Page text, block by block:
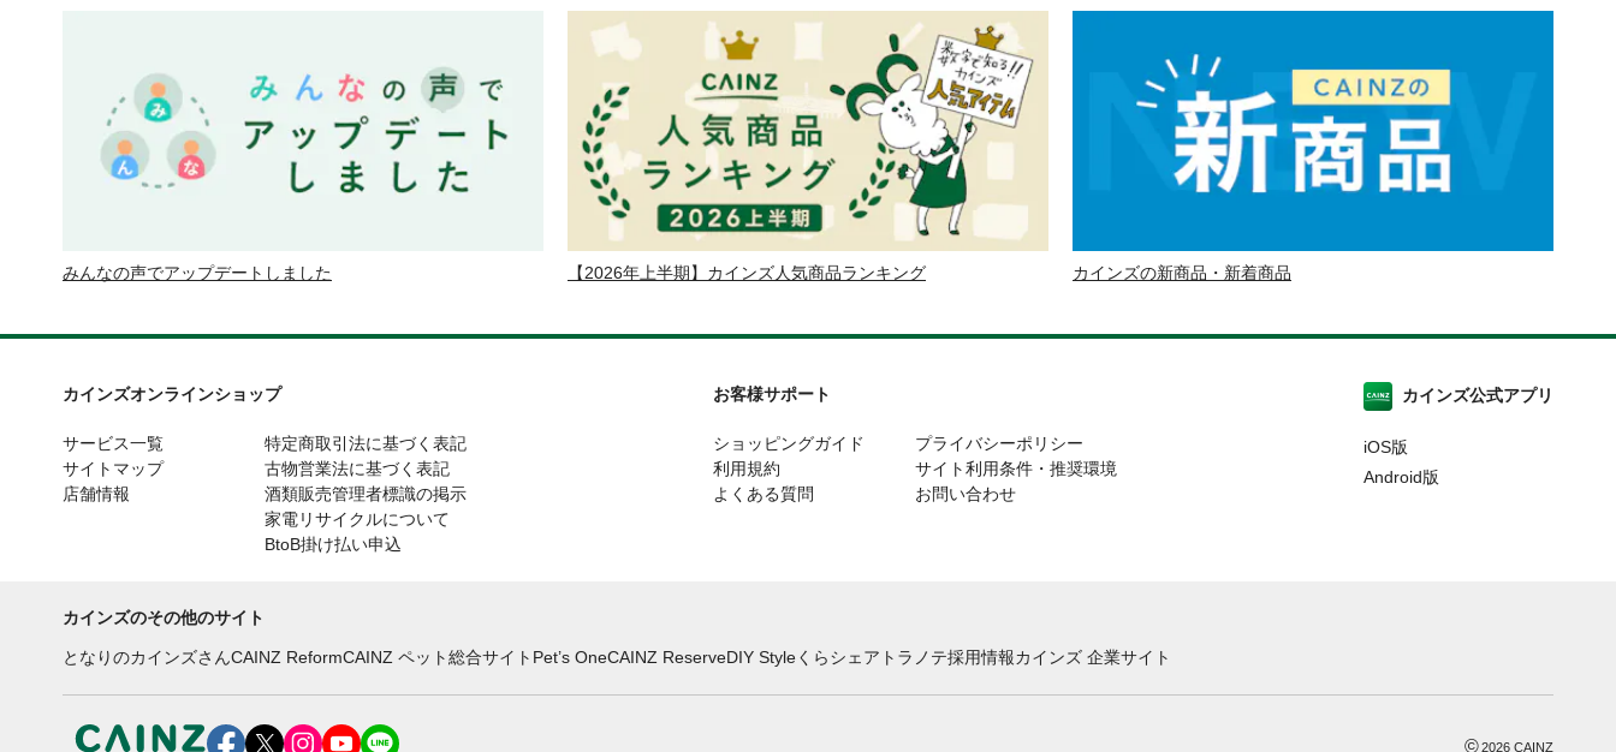
みんなの声でアップデートしました 【2026年上半期】カインズ人気商品ランキング カインズの新商品・新着商品
カインズオンラインショップ
サービス一覧
サイトマップ
店舗情報
特定商取引法に基づく表記
古物営業法に基づく表記
酒類販売管理者標識の掲示
家電リサイクルについて
BtoB掛け払い申込
お客様サポート
ショッピングガイド
利用規約
よくある質問
プライバシーポリシー
サイト利用条件・推奨環境
お問い合わせ
カインズ公式アプリ
iOS版
Android版
カインズのその他のサイト
となりのカインズさんCAINZ ReformCAINZ ペット総合サイト Pet’s OneCAINZ ReserveDIY Styleくらシェア トラノテ採用情報カインズ 企業サイト
©2026 CAINZ